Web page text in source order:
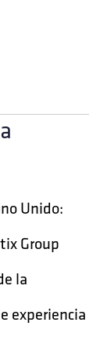
Unido:
Group
la
experiencia